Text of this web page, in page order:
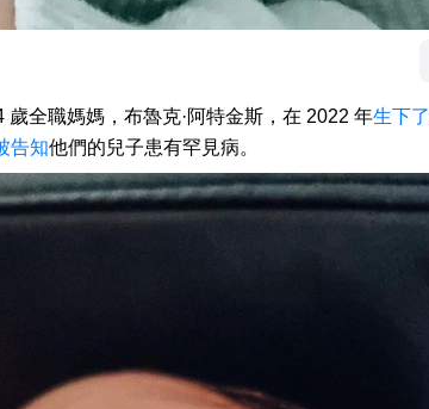
全職媽媽，布魯克·阿特金斯，在 2022 年生下了
告知他們的兒子患有罕見病。